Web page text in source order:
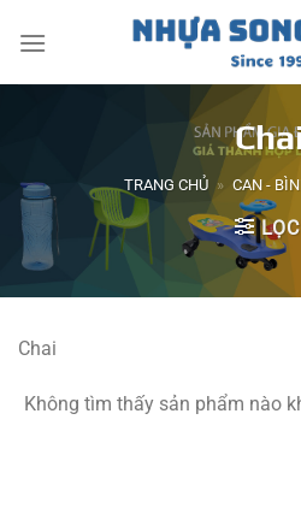
TRANG CHỦ » CAN -
LỌC
Chai
Không tìm thấy sản phẩm nào